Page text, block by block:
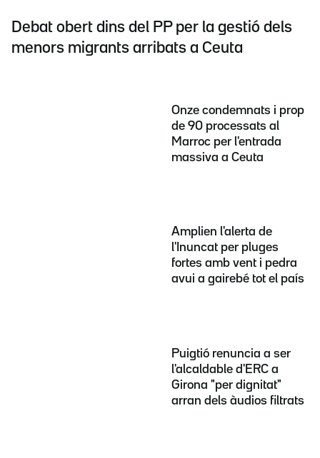
Debat obert dins del PP per la gestió dels
menors migrants arribats a Ceuta
Onze condemnats i prop
de 90 processats al
Marroc per l'entrada
massiva a Ceuta
Amplien l'alerta de
l'Inuncat per pluges
fortes amb vent i pedra
avui a gairebé tot el país
Puigtió renuncia a ser
l'alcaldable d'ERC a
Girona "per dignitat"
arran dels àudios filtrats